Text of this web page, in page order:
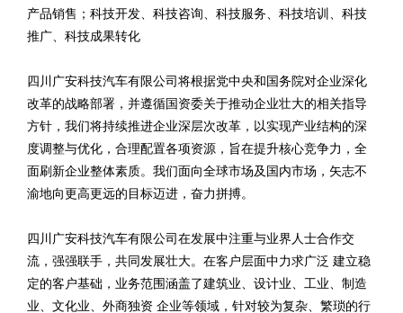
产品销售；科技开发、科技咨询、科技服务、科技培训、科技
推广、科技成果转化
四川广安科技汽车有限公司将根据党中央和国务院对企业深化
改革的战略部署，并遵循国资委关于推动企业壮大的相关指导
方针，我们将持续推进企业深层次改革，以实现产业结构的深
度调整与优化，合理配置各项资源，旨在提升核心竞争力，全
面刷新企业整体素质。我们面向全球市场及国内市场，矢志不
渝地向更高更远的目标迈进，奋力拼搏。
四川广安科技汽车有限公司在发展中注重与业界人士合作交
流，强强联手，共同发展壮大。在客户层面中力求广泛 建立稳
定的客户基础，业务范围涵盖了建筑业、设计业、工业、制造
业、文化业、外商独资 企业等领域，针对较为复杂、繁琐的行